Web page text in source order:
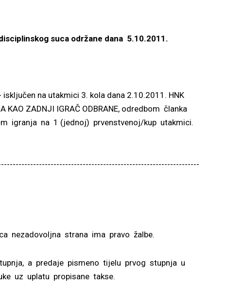
suca održane dana 5.10.2011.
isključen na utakmici 3. kola dana 2.10.2011. HNK
KAO ZADNJI IGRAČ ODBRANE, odredbom članka
igranja na 1 (jednoj) prvenstvenoj/kup utakmici.
nezadovoljna strana ima pravo žalbe.
a predaje pismeno tijelu prvog stupnja u
uz uplatu propisane takse.